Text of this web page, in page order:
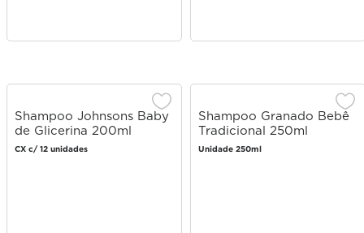
Shampoo Johnsons Baby
de Glicerina 200ml
CX c/ 12 unidades
Shampoo Granado Bebê
Tradicional 250ml
Unidade 250ml